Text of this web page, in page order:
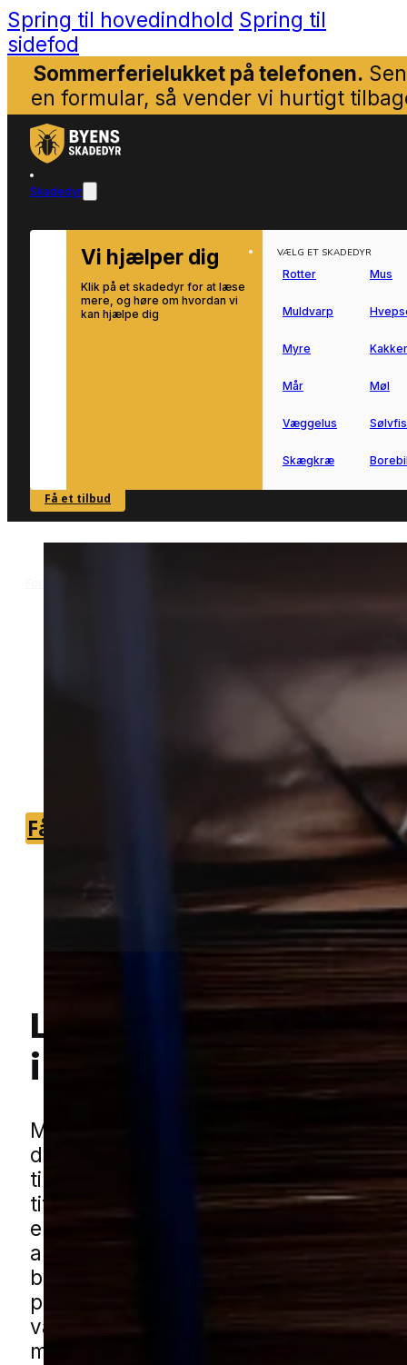
Spring til hovedindhold Spring til
sidefod
Sommerferielukket på telefonen.
en formular, så vender vi hurtigt
Skadedyr
Vi hjælper dig
Klik på et skadedyr for at læse
mere, og høre om hvordan vi
kan hjælpe dig
SE OVERSIGT
VÆLG ET SKADEDYR
Rotter Mus
Muldvarp
Myre
Mår Møl
Væggelus
Skægkræ
Få et tilbud
Møl i Slagelse kan være en udfordring
du nemt kan komme videre med en
løsning, der passer til din situation.
Få et tilbud +45 51 90 85 46
Lokal bekæmpelse
i Slagelse
Møl kan være en frustrerende
de ofte går efter tekstiler, tørvarer og
ting, man har stående længe.
tit opdaget, når man rydder op i
eller opbevaring, og derfor kan et
angreb nå at udvikle sig, før man
byer med både ældre boligkvarterer,
parcelhusområder og mindre erhverv
være mange forskellige typer
møl får gode betingelser.
Hej! Hvordan kan jeg hjælpe dig? Har du nogen spørgsmål?